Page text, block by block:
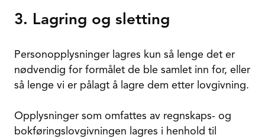
3. Lagring og sletting
Personopplysninger lagres kun så lenge det er
nødvendig for formålet de ble samlet inn for, eller
så lenge vi er pålagt å lagre dem etter lovgivning.
Opplysninger som omfattes av regnskaps- og
bokføringslovgivningen lagres i henhold til